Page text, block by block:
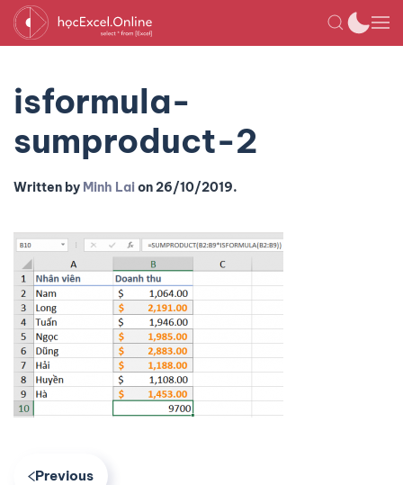
isformula-
sumproduct-2
Written by Minh Laion26/10/2019.
Previous